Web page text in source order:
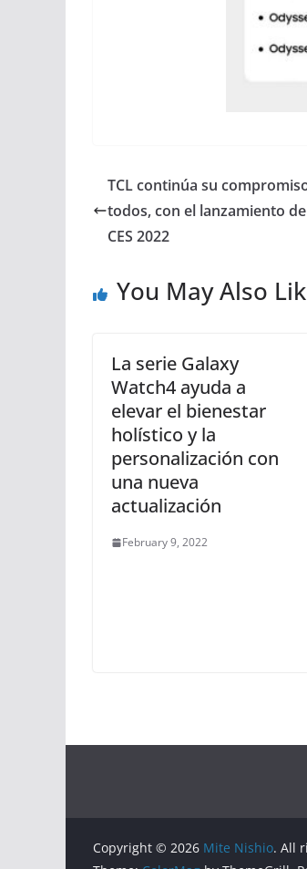
TCL continúa su
todos, con el lanzamiento
CES 2022
You May Also
La serie Galaxy
Watch4 ayuda a
elevar el bienestar
holístico y la
personalización con
una nueva
actualización
February 9, 2022
Copyright © 2026 Mite Nishio. All